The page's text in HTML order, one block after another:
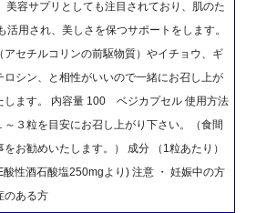
美容サプリとしても注目されており、肌のた
活用され、美しさを保つサポートをします。
アセチルコリンの前駆物質）やイチョウ、ギ
ロシン、と相性がいいので一緒にお召し上が
します。 内容量 100 ベジカプセル 使用方法
３粒を目安にお召し上がり下さい。（食間
お勧めいたします。） 成分 （1粒あたり）
性酒石酸塩250mgより) 注意 ・ 妊娠中の方
のある方